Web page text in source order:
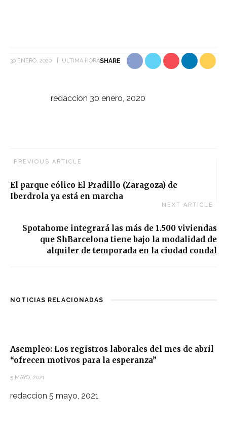
30 ENERO, 2020 ULTIMA HORASHARE
redaccion 30 enero, 2020
PREVIOUS ARTICLE
El parque eólico El Pradillo (Zaragoza) de
Iberdrola ya está en marcha
NEXT ARTICLE
Spotahome integrará las más de 1.500 viviendas
que ShBarcelona tiene bajo la modalidad de
alquiler de temporada en la ciudad condal
NOTICIAS RELACIONADAS
Asempleo: Los registros laborales del mes de abril
“ofrecen motivos para la esperanza”
5 MAYO, 2021
redaccion 5 mayo, 2021